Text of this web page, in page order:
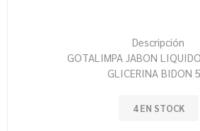
Descripción
GOTALIMPA JABON
GLICERINA BIDON 5
4 EN STOCK